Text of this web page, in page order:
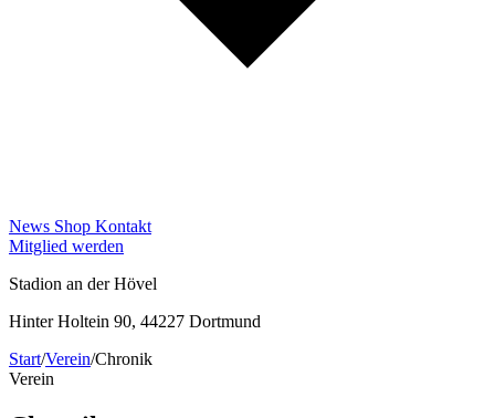
News Shop Kontakt
Mitglied werden
Stadion an der Hövel
Hinter Holtein 90, 44227 Dortmund
Start/Verein/Chronik
Verein